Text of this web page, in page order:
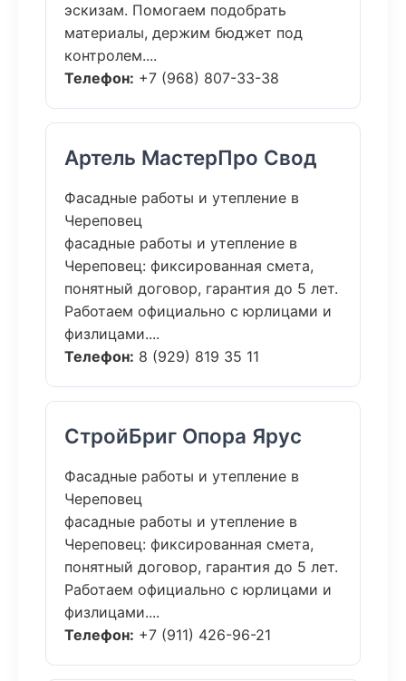
эскизам. Помогаем подобрать
материалы, держим бюджет под
контролем....
Телефон: +7 (968) 807-33-38
Артель МастерПро Свод
Фасадные работы и утепление в
Череповец
фасадные работы и утепление в
Череповец: фиксированная смета,
понятный договор, гарантия до 5 лет.
Работаем официально с юрлицами и
физлицами....
Телефон: 8 (929) 819 35 11
СтройБриг Опора Ярус
Фасадные работы и утепление в
Череповец
фасадные работы и утепление в
Череповец: фиксированная смета,
понятный договор, гарантия до 5 лет.
Работаем официально с юрлицами и
физлицами....
Телефон: +7 (911) 426-96-21